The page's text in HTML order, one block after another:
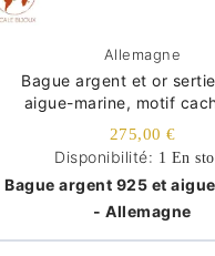
Allemagne
Bague argent et or
aigue-marine, motif
275,00 €
Disponibilité: 1 En
Bague argent 925 et
- Allemagne